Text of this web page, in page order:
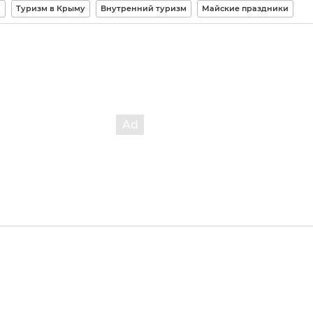
Туризм в Крыму Внутренний туризм Майские праздники